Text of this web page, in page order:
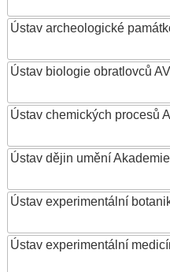
Ústav archeologické
Ústav biologie obratlovců
Ústav chemických procesů
Ústav dějin umění
Ústav experimentální
Ústav experimentální